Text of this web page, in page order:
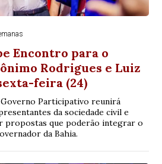
Encontro para o
Rodrigues e Luiz
feira (24)
Participativo reunirá
da sociedade civil e
propostas que poderão integrar o
da Bahia.